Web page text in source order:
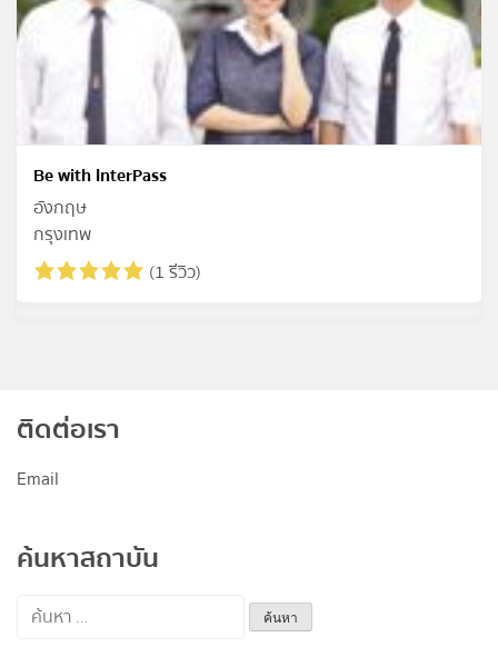
Be with InterPass
อังกฤษ
กรุงเทพ
(1 รีวิว)
ติดต่อเรา
Email
ค้นหาสถาบัน
ค้นหา